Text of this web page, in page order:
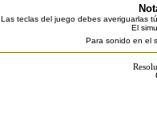
Las teclas del juego debes averiguarlas
El
Para sonido en el